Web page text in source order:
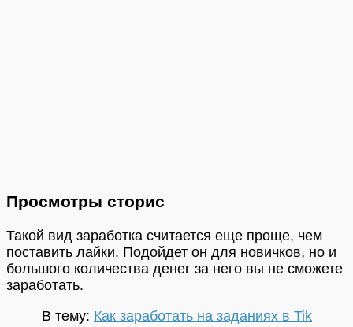
Просмотры сторис
Такой вид заработка считается еще проще, чем
поставить лайки. Подойдет он для новичков, но и
большого количества денег за него вы не сможете
заработать.
В тему: Как заработать на заданиях в Tik